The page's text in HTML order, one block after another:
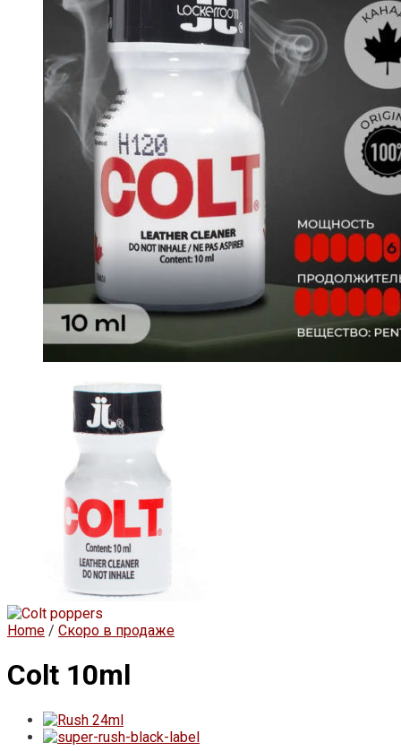
Home / Скоро в продаже
Colt 10ml